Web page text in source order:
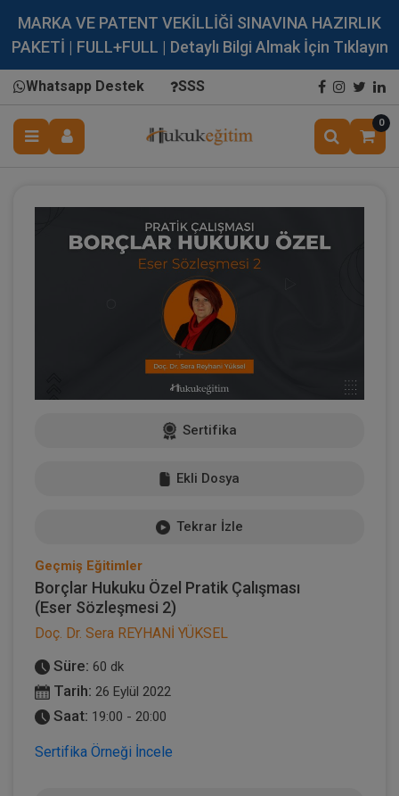
MARKA VE PATENT VEKİLLİĞİ SINAVINA HAZIRLIK
PAKETİ | FULL+FULL | Detaylı Bilgi Almak İçin Tıklayın
Whatsapp Destek SSS
0
Sertifika
Ekli Dosya
Tekrar İzle
Geçmiş Eğitimler
Borçlar Hukuku Özel Pratik Çalışması
(Eser Sözleşmesi 2)
Doç. Dr. Sera REYHANİ YÜKSEL
Süre: 60 dk
Tarih: 26 Eylül 2022
Saat: 19:00 - 20:00
Sertifika Örneği İncele